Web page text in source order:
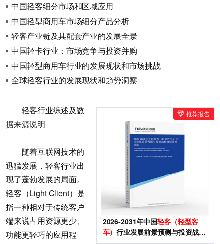
中国轻客细分市场和区域应用
中国轻型商用车市场细分产品分析
轻客产业链及其配套产业的发展全景
中国轻卡行业：市场竞争与投资并购
中国轻型商用车行业的发展现状和市场挑战
全球轻客行业的发展现状和趋势洞察
推荐报告
2026-2031年中国轻客（轻型客
车） 行业发展前景预测与投资战略
规划分析报告
轻客行业综述及数
据来源说明
随着互联网技术的
迅猛发展，轻客行业出
现了蓬勃发展的局面。
轻客（Light Client）是
指一种相对于传统客户
端来说占用资源更少、
功能更轻巧的应用程